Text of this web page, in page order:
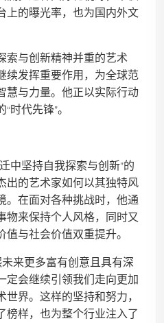
上的曝光率，也为国内外文
索与创新精神并重的艺术
续发挥重要作用，为全球范
慧与力量。他正以实际行动
时代先锋”。
中坚持自我探索与创新”的
出的艺术家如何以其独特风
。在面对各种挑战时，他通
物来保持个人风格，同时又
与社会价值双重提升。
来更多富有创意且具有深
定会继续引领我们走向更加
界。这样的坚持和努力，
榜样，也为整个行业注入了